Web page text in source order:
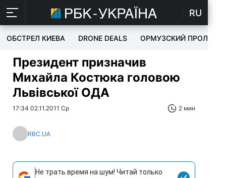
RU
ОБСТРЕЛ КИЕВА DRONE DEALS ОРМУЗСКИЙ ПРОЛИВ
Президент призначив
Михайла Костюка головою
Львівської ОДА
17:34 02.11.2011 Ср 2 мин
RBC.UA
Не трать время на шум! Читай только